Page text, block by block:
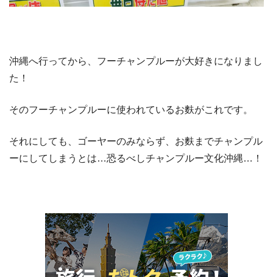
沖縄へ行ってから、フーチャンプルーが大好きになりまし
た！
そのフーチャンプルーに使われているお麩がこれです。
それにしても、ゴーヤーのみならず、お麩までチャンプル
ーにしてしまうとは…恐るべしチャンプルー文化沖縄…！